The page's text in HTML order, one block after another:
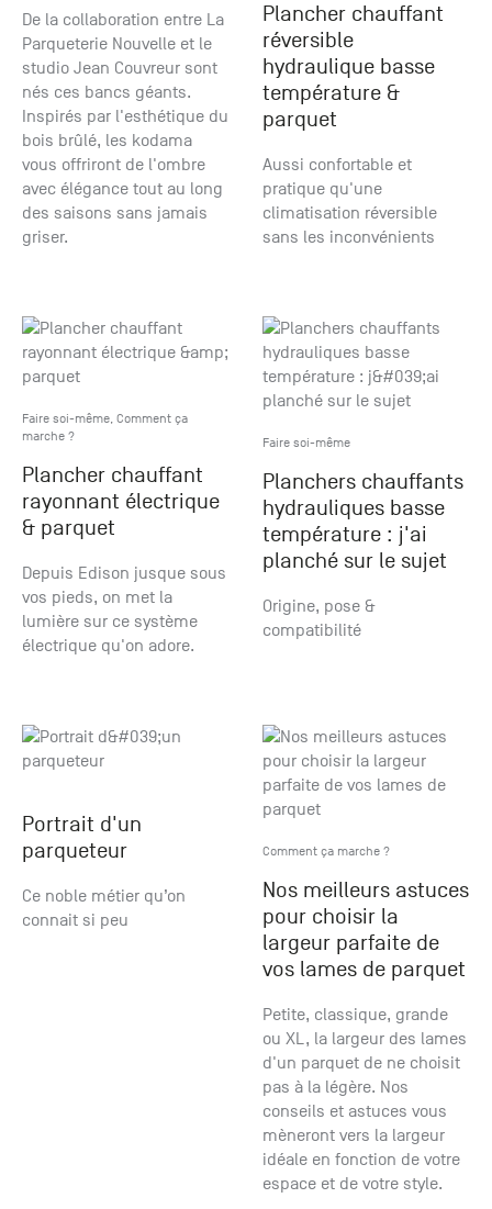
De la collaboration entre La
Parqueterie Nouvelle et le
studio Jean Couvreur sont
nés ces bancs géants.
Inspirés par l'esthétique du
bois brûlé, les kodama
vous offriront de l'ombre
avec élégance tout au long
des saisons sans jamais
griser.
Plancher chauffant
réversible
hydraulique basse
température &
parquet
Aussi confortable et
pratique qu'une
climatisation réversible
sans les inconvénients
Faire soi-même Comment ça
marche ?
Plancher chauffant
rayonnant électrique
& parquet
Depuis Edison jusque sous
vos pieds, on met la
lumière sur ce système
électrique qu'on adore.
Faire soi-même
Planchers chauffants
hydrauliques basse
température : j'ai
planché sur le sujet
Origine, pose &
compatibilité
Portrait d'un
parqueteur
Ce noble métier qu’on
connait si peu
Comment ça marche ?
Nos meilleurs astuces
pour choisir la
largeur parfaite de
vos lames de parquet
Petite, classique, grande
ou XL, la largeur des lames
d'un parquet de ne choisit
pas à la légère. Nos
conseils et astuces vous
mèneront vers la largeur
idéale en fonction de votre
espace et de votre style.